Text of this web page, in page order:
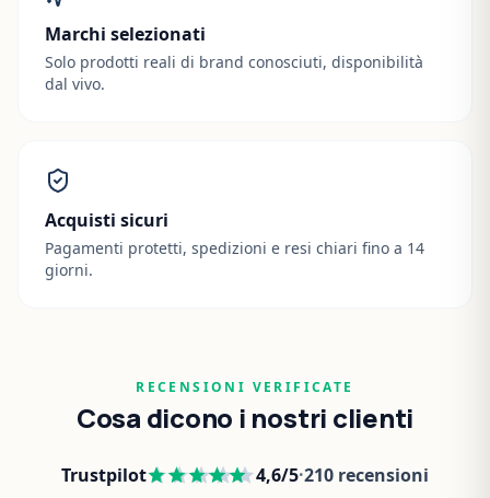
Marchi selezionati
Solo prodotti reali di brand conosciuti, disponibilità
dal vivo.
Acquisti sicuri
Pagamenti protetti, spedizioni e resi chiari fino a 14
giorni.
RECENSIONI VERIFICATE
Cosa dicono i nostri clienti
Trustpilot 4,6/5·210 recensioni